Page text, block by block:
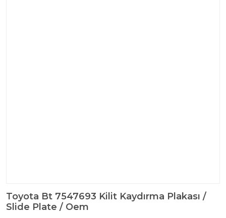
Toyota Bt 7547693 Kilit Kaydırma Plakası /
Slide Plate / Oem